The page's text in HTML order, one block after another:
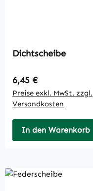
Dichtscheibe
Regulärer Preis:
6,45 €
Preise exkl. MwSt. zzgl.
Versandkosten
In den Warenkorb